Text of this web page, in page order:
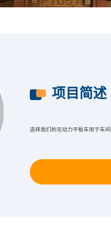
项目简述
选择我们的无动力平板车用于车